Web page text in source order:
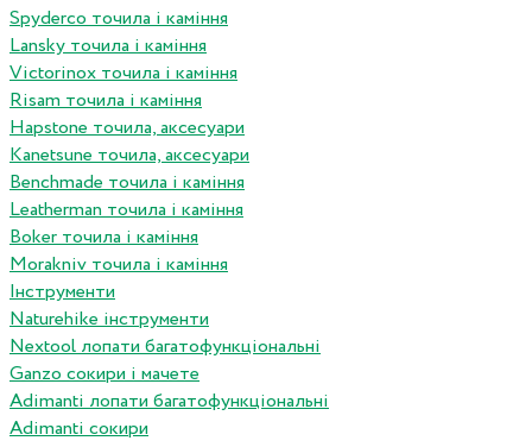
Spyderco точила і каміння
Lansky точила і каміння
Victorinox точила і каміння
Risam точила і каміння
Hapstone точила, аксесуари
Kanetsune точила, аксесуари
Benchmade точила і каміння
Leatherman точила і каміння
Boker точила і каміння
Morakniv точила і каміння
Інструменти
Naturehike інструменти
Nextool лопати багатофункціональні
Ganzo сокири і мачете
Adimanti лопати багатофункціональні
Adimanti сокири